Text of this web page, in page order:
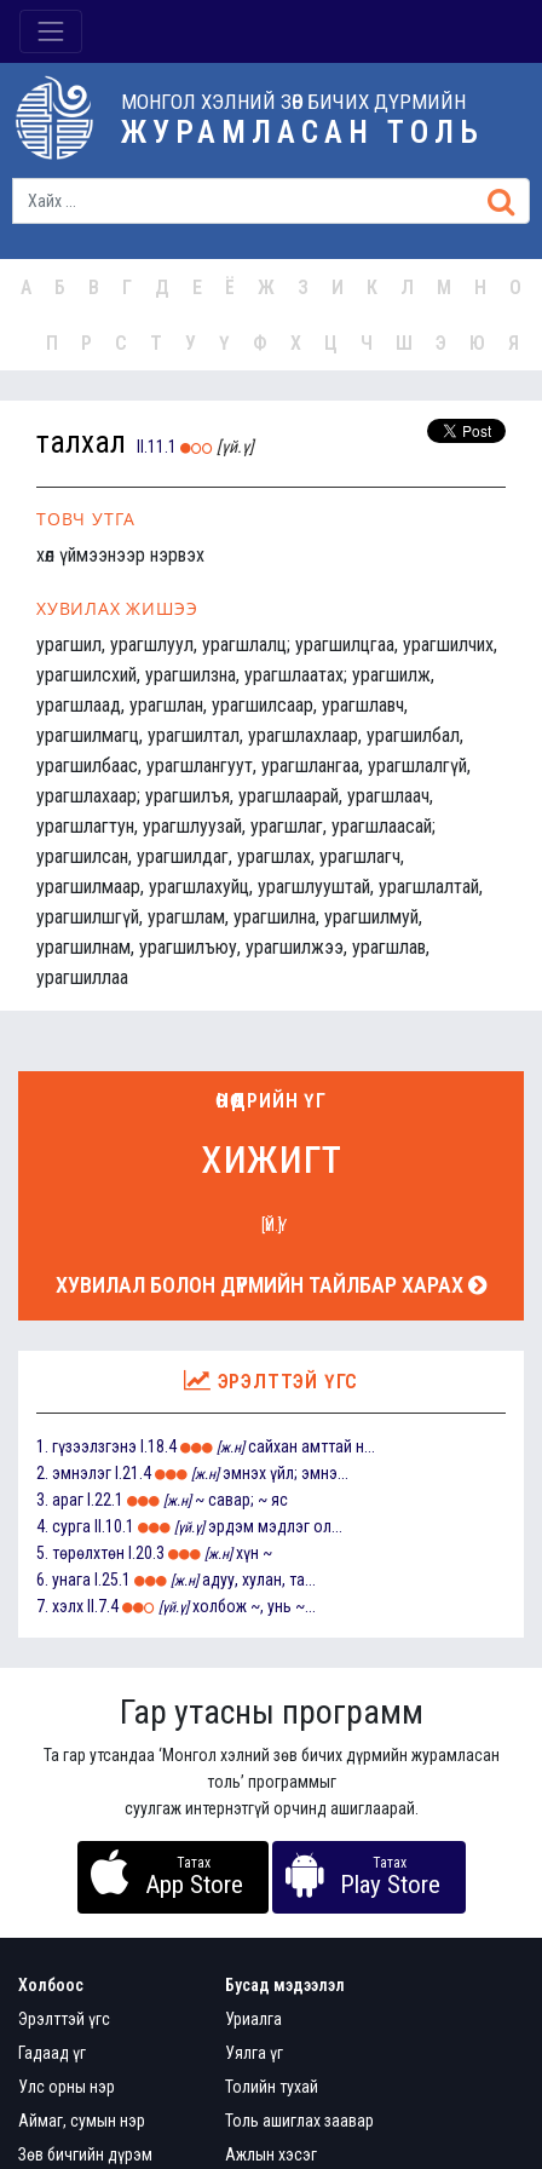
МОНГОЛ ХЭЛНИЙ ЗӨВ БИЧИХ ДҮРМИЙН
ЖУРАМЛАСАН ТОЛЬ
А Б В Г Д Е Ё Ж З И К Л М Н О
П Р С Т У Ү Ф Х Ц Ч Ш Э Ю Я
талхал II.11.1 [үй.ү]
ТОВЧ УТГА
хөл үймээнээр нэрвэх
ХУВИЛАХ ЖИШЭЭ
урагшил, урагшлуул, урагшлалц; урагшилцгаа, урагшилчих,
урагшилсхий, урагшилзна, урагшлаатах; урагшилж,
урагшлаад, урагшлан, урагшилсаар, урагшлавч,
урагшилмагц, урагшилтал, урагшлахлаар, урагшилбал,
урагшилбаас, урагшлангуут, урагшлангаа, урагшлалгүй,
урагшлахаар; урагшилъя, урагшлаарай, урагшлаач,
урагшлагтун, урагшлуузай, урагшлаг, урагшлаасай;
урагшилсан, урагшилдаг, урагшлах, урагшлагч,
урагшилмаар, урагшлахуйц, урагшлууштай, урагшлалтай,
урагшилшгүй, урагшлам, урагшилна, урагшилмуй,
урагшилнам, урагшилъюу, урагшилжээ, урагшлав,
урагшиллаа
ӨНӨӨДРИЙН ҮГ
хижигт
[ҮЙ.Ү]
ХУВИЛАЛ БОЛОН ДҮРМИЙН ТАЙЛБАР ХАРАХ
ЭРЭЛТТЭЙ ҮГС
1. гүзээлзгэнэ I.18.4 [ж.н] сайхан амттай н...
2. эмнэлэг I.21.4 [ж.н] эмнэх үйл; эмнэ...
3. араг I.22.1 [ж.н] ~ савар; ~ яс
4. сурга II.10.1 [үй.ү] эрдэм мэдлэг ол...
5. төрөлхтөн I.20.3 [ж.н] хүн ~
6. унага I.25.1 [ж.н] адуу, хулан, та...
7. хэлх II.7.4 [үй.ү] холбож ~, унь ~...
Гар утасны программ
Та гар утсандаа ‘Монгол хэлний зөв бичих дүрмийн журамласан
толь’ программыг
суулгаж интернэтгүй орчинд ашиглаарай.
Татах
App Store
Татах
Play Store
Холбоос
Эрэлттэй үгс
Гадаад үг
Улс орны нэр
Аймаг, сумын нэр
Зөв бичгийн дүрэм
Бусад мэдээлэл
Уриалга
Уялга үг
Толийн тухай
Толь ашиглах заавар
Ажлын хэсэг